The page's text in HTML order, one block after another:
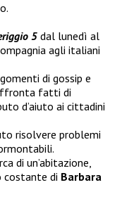
5dal lunedì al
agli italiani
di gossip e
fatti di
d’aiuto ai cittadini
risolvere problemi
di un’abitazione,
costante di Barbara